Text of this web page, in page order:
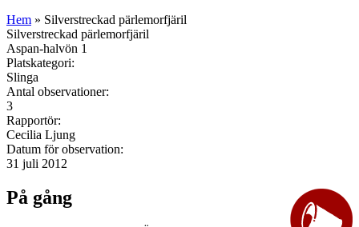
Hem » Silverstreckad pärlemorfjäril
Silverstreckad pärlemorfjäril
Aspan-halvön 1
Platskategori:
Slinga
Antal observationer:
3
Rapportör:
Cecilia Ljung
Datum för observation:
31 juli 2012
På gång